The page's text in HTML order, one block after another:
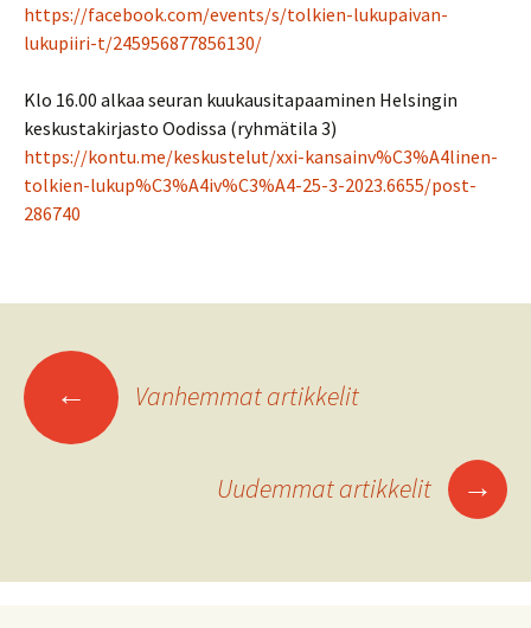
https://facebook.com/events/s/tolkien-lukupaivan-
lukupiiri-t/245956877856130/
Klo 16.00 alkaa seuran kuukausitapaaminen Helsingin
keskustakirjasto Oodissa (ryhmätila 3)
https://kontu.me/keskustelut/xxi-kansainv%C3%A4linen-
tolkien-lukup%C3%A4iv%C3%A4-25-3-2023.6655/post-
286740
Artikkelien
selaus
← Vanhemmat artikkelit
Uudemmat artikkelit →